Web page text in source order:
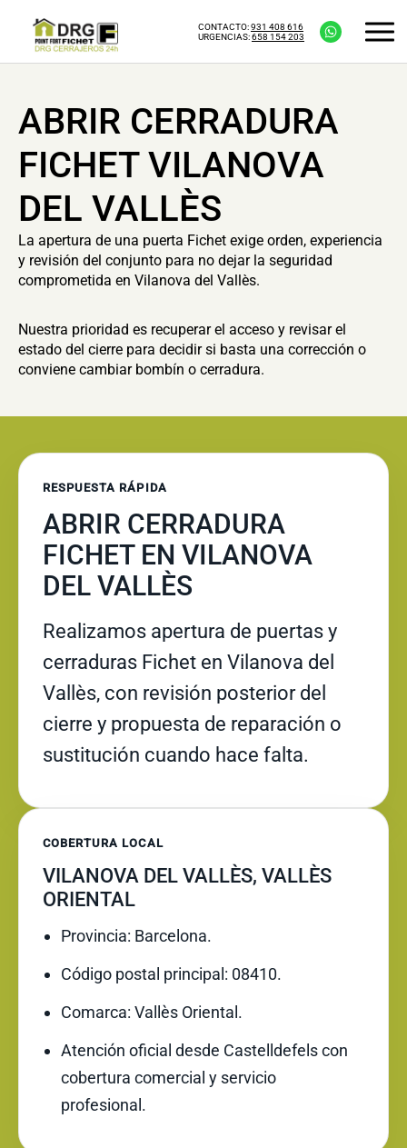
CONTACTO:931 408 616
URGENCIAS:658 154 203
ABRIR CERRADURA
FICHET VILANOVA
DEL VALLÈS
La apertura de una puerta Fichet exige orden, experiencia
y revisión del conjunto para no dejar la seguridad
comprometida en Vilanova del Vallès.
Nuestra prioridad es recuperar el acceso y revisar el
estado del cierre para decidir si basta una corrección o
conviene cambiar bombín o cerradura.
RESPUESTA RÁPIDA
ABRIR CERRADURA
FICHET EN VILANOVA
DEL VALLÈS
Realizamos apertura de puertas y
cerraduras Fichet en Vilanova del
Vallès, con revisión posterior del
cierre y propuesta de reparación o
sustitución cuando hace falta.
COBERTURA LOCAL
VILANOVA DEL VALLÈS, VALLÈS
ORIENTAL
Provincia: Barcelona.
Código postal principal: 08410.
Comarca: Vallès Oriental.
Atención oficial desde Castelldefels con
cobertura comercial y servicio
profesional.